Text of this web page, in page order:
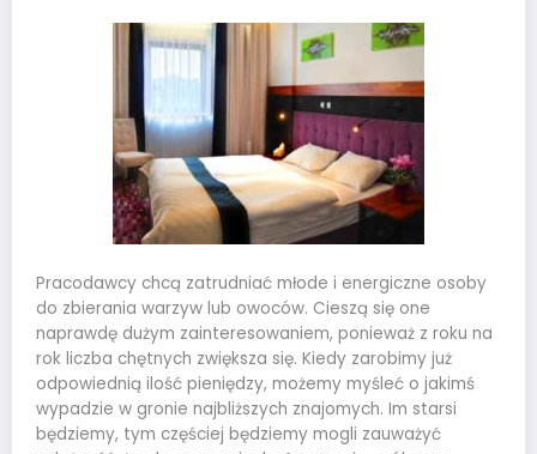
Pracodawcy chcą zatrudniać młode i energiczne osoby
do zbierania warzyw lub owoców. Cieszą się one
naprawdę dużym zainteresowaniem, ponieważ z roku na
rok liczba chętnych zwiększa się. Kiedy zarobimy już
odpowiednią ilość pieniędzy, możemy myśleć o jakimś
wypadzie w gronie najbliższych znajomych. Im starsi
będziemy, tym częściej będziemy mogli zauważyć